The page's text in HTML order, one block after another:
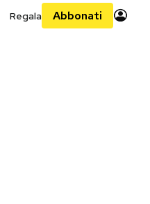
Regala Abbonati